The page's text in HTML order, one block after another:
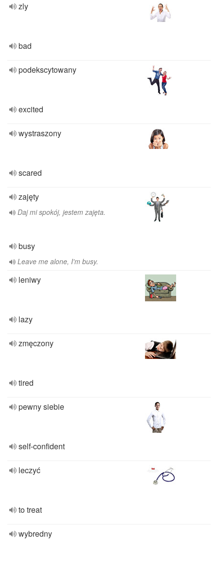
zly
bad
podekscytowany
excited
wystraszony
scared
zajęty
Daj mi spokój, jestem zajęta.
busy
Leave me alone, I'm busy.
leniwy
lazy
zmęczony
tired
pewny siebie
self-confident
leczyć
to treat
wybredny